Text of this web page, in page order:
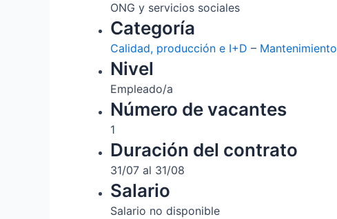
ONG y servicios sociales
Categoría
Calidad, producción e I+D – Mantenimiento
Nivel
Empleado/a
Número de vacantes
1
Duración del contrato
31/07 al 31/08
Salario
Salario no disponible